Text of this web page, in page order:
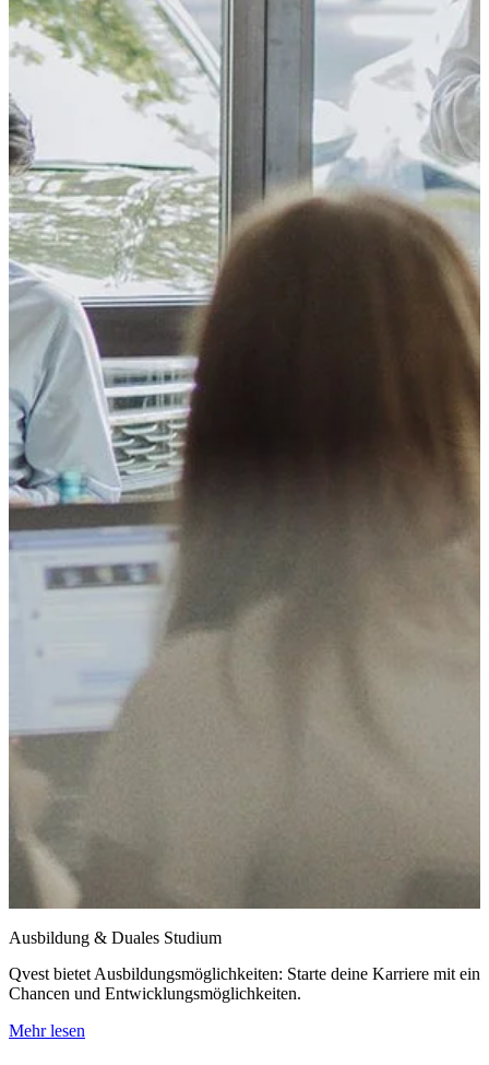
Ausbildung & Duales Studium
Qvest bietet Ausbildungsmöglichkeiten: Starte deine Karriere mit
Chancen und Entwicklungsmöglichkeiten.
Mehr lesen